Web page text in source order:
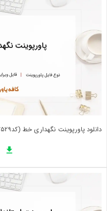
دانلود پاورپوینت نگهداری خط (کد7529)